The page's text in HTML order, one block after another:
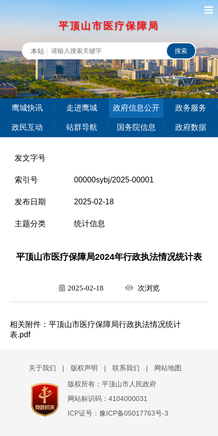
平顶山市医疗保障局
本站
鹰城快讯 走进鹰城 政府信息公开 政务服务
政民互动 站群导航 国务院信息 政府数据
发文字号
索引号 00000sybj/2025-00001
发布日期 2025-02-18
主题分类 统计信息
平顶山市医疗保障局2024年行政执法情况统计表
2025-02-18 次浏览
相关附件： 平顶山市医疗保障局行政执法情况统计
表.pdf
关于我们 | 版权声明 | 联系我们 | 网站地图
版权所有：平顶山市人民政府
网站标识码：4104000031
ICP证号：豫ICP备05017763号-3